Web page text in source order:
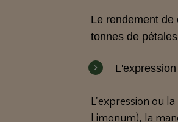
Le rendement
tonnes de
L'expression
L'expression ou
Limonum), la